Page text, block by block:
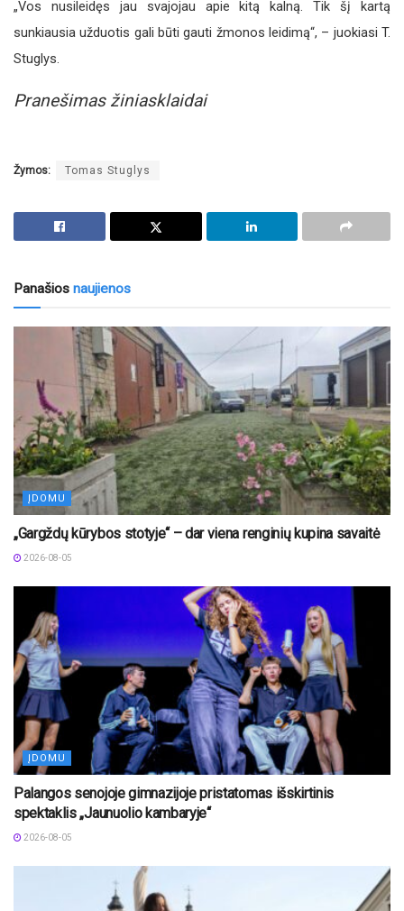
„Vos nusileidęs jau svajojau apie kitą kalną. Tik šį kartą
sunkiausia užduotis gali būti gauti žmonos leidimą“, – juokiasi T.
Stuglys.
Pranešimas žiniasklaidai
Žymos: Tomas Stuglys
Panašios naujienos
ĮDOMU
„Gargždų kūrybos stotyje“ – dar viena renginių kupina savaitė
2026-08-05
ĮDOMU
Palangos senojoje gimnazijoje pristatomas išskirtinis
spektaklis „Jaunuolio kambaryje“
2026-08-05